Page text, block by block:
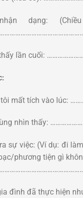
dạng:
thấy lần cuối:
mất tích vào lúc:
nhìn thấy:
sự việc: (Ví dụ: đi
bạc/phương tiện gì
đình đã thực hiện